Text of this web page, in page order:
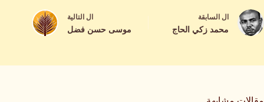
ال السابقة
محمد زكي الحاج
ال التالية
موسى حسن فضل